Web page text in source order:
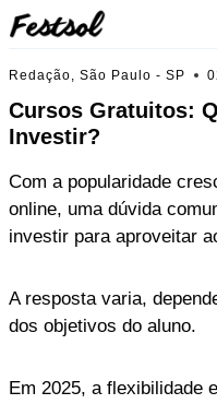
Skip
to
content
Redação, São Paulo - SP
Cursos Gratuitos:
Investir?
Com a popularidade
online, uma dúvida
investir para aproveitar
A resposta varia,
dos objetivos do aluno.
Em 2025, a flexibilidade